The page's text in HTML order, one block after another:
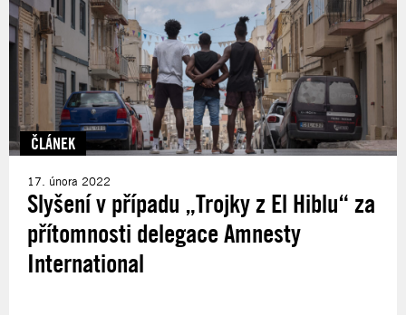
ČLÁNEK
17. února 2022
Slyšení v případu „Trojky z El Hiblu“ za
přítomnosti delegace Amnesty
International